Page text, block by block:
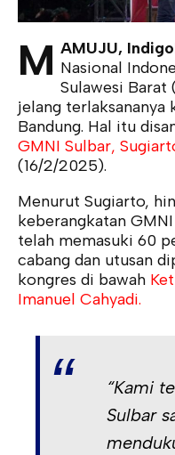
M AMUJU,
Nasional
Sulawesi Barat
jelang
Bandung. Hal itu
GMNI Sulbar,
(16/2/2025).
Menurut Sugiarto,
keberangkatan
telah memasuki 60
cabang dan utusan
kongres di bawah
Imanuel Cahyadi.
“Kami
Sulbar